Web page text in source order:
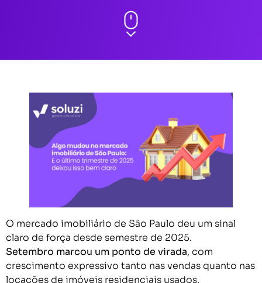
O mercado imobiliário de São Paulo deu um sinal
claro de força desde semestre de 2025.
Setembro marcou um ponto de virada, com
crescimento expressivo tanto nas vendas quanto nas
locações de imóveis residenciais usados.